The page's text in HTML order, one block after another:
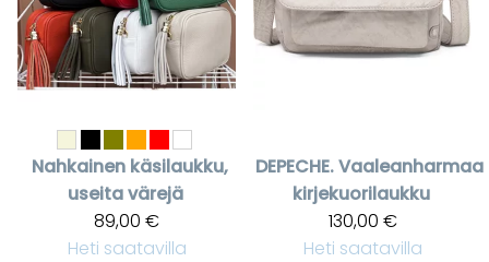
Nahkainen käsilaukku,
useita värejä
89,00 €
Heti saatavilla
DEPECHE.Vaaleanharmaa
kirjekuorilaukku
130,00 €
Heti saatavilla